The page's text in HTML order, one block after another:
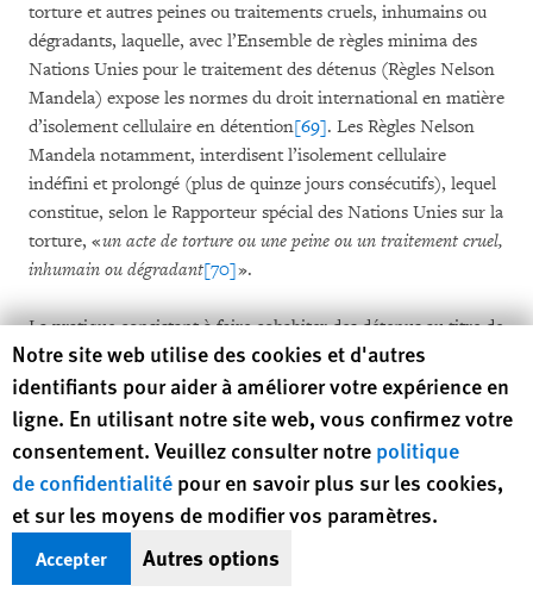
torture et autres peines ou traitements cruels, inhumains ou
dégradants, laquelle, avec l’Ensemble de règles minima des
Nations Unies pour le traitement des détenus (Règles Nelson
Mandela) expose les normes du droit international en matière
d’isolement cellulaire en détention[69]. Les Règles Nelson
Mandela notamment, interdisent l’isolement cellulaire
indéfini et prolongé (plus de quinze jours consécutifs), lequel
constitue, selon le Rapporteur spécial des Nations Unies sur la
torture, «un acte de torture ou une peine ou un traitement cruel,
inhumain ou dégradant[70]».
La pratique consistant à faire cohabiter des détenus au titre de
la loi sur l’immigration avec des personnes accusées ou
condamnées pénalement, qui a cours au Canada, n’est pas
non plus conforme aux normes internationales, notamment
aux Règles Nelson Mandela, qui prévoient que «
les différentes
catégories de détenus doivent être placées dans des établissements
ou quartiers distincts, en tenant compte […] des motifs de leur
détention[71]». En particulier, les personnes détenues pour dette
ou une autre peine civile « doivent être séparées des détenus pour
infraction pénale
Human Rights Watch cookie preferences
Notre site web utilise des cookies et d'autres
identifiants pour aider à améliorer votre expérience en
ligne. En utilisant notre site web, vous confirmez votre
consentement. Veuillez consulter notre politique
de confidentialité pour en savoir plus sur les cookies,
et sur les moyens de modifier vos paramètres.
Accepter Autres options